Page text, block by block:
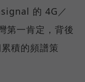
的 4G／
第一肯定，背後
積的頻譜策